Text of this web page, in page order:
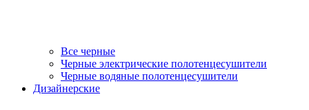
Все черные
Черные электрические полотенцесушители
Черные водяные полотенцесушители
Дизайнерские